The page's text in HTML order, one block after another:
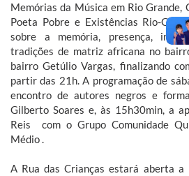
Memórias da Música em Rio Grande,
Poeta Pobre e Existências Rio-
sobre a memória, presença,
tradições de matriz africana no
bairro Getúlio Vargas, finalizando
partir das 21h. A programação de
encontro de autores negros e
Gilberto Soares e, às 15h30min, a
Reis com o Grupo Comunidade
Médio .
A Rua das Crianças estará aberta